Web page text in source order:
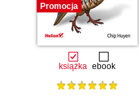
Promocja
książka ebook